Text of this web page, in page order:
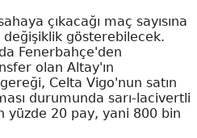
çıkacağı maç sayısına
değişiklik gösterebilecek.
Fenerbahçe'den
olan Altay'ın
Celta Vigo'nun satın
durumunda sarı-lacivertli
yüzde 20 pay, yani 800 bin